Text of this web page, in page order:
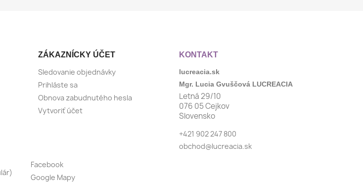
ZÁKAZNÍCKY ÚČET
Sledovanie objednávky
Prihláste sa
Obnova zabudnutého hesla
Vytvoriť účet
KONTAKT
lucreacia.sk
Mgr. Lucia Gvuščová LUCREACIA
Letná 29/10
076 05 Cejkov
Slovensko
+421 902 247 800
obchod@lucreacia.sk
Facebook
Google Mapy